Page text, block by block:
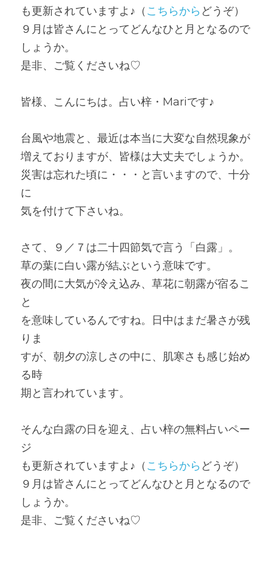
も更新されていますよ♪（ こちらから どうぞ）
９月は皆さんにとってどんなひと月となるので
しょうか。
是非、ご覧くださいね♡
皆様、こんにちは。占い梓・Mariです♪
台風や地震と、最近は本当に大変な自然現象が
増えておりますが、皆様は大丈夫でしょうか。
災害は忘れた頃に・・・と言いますので、十分
に
気を付けて下さいね。
さて、９／７は二十四節気で言う「白露」。
草の葉に白い露が結ぶという意味です。
夜の間に大気が冷え込み、草花に朝露が宿るこ
と
を意味しているんですね。日中はまだ暑さが残
りま
すが、朝夕の涼しさの中に、肌寒さも感じ始め
る時
期と言われています。
そんな白露の日を迎え、占い梓の無料占いペー
ジ
も更新されていますよ♪（ こちらから どうぞ）
９月は皆さんにとってどんなひと月となるので
しょうか。
是非、ご覧くださいね♡